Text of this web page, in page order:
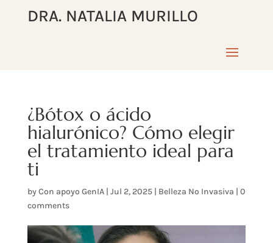
DRA. NATALIA MURILLO
¿Bótox o ácido
hialurónico? Cómo elegir
el tratamiento ideal para
ti
byCon apoyo GenIA| Jul 2, 2025| Belleza No Invasiva | 0
comments